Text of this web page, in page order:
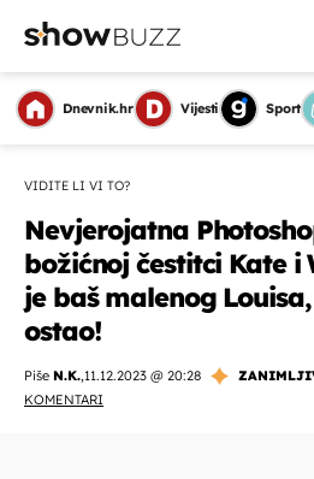
Dnevnik.hr Vijesti Sport
VIDITE LI VI TO?
Nevjerojatna
božićnoj čestitci Kate
je baš malenog
ostao!
Piše N.K.,11.12.2023 @ 20:28
KOMENTARI